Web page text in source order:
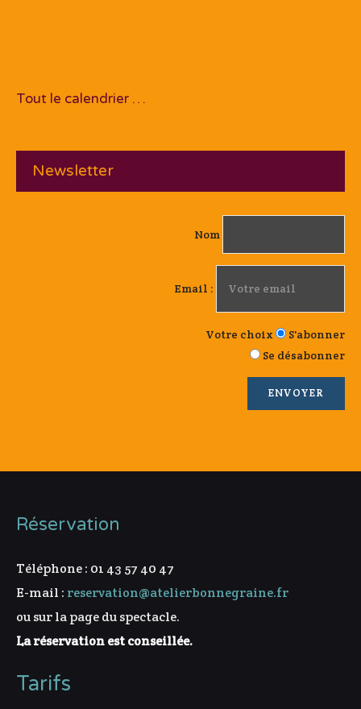
Tout le calendrier …
Newsletter
Nom
Email :
Votre choix
S'abonner
Se désabonner
Réservation
Téléphone : 01 43 57 40 47
E-mail : reservation@atelierbonnegraine.fr
ou sur la page du spectacle.
La réservation est conseillée.
Tarifs